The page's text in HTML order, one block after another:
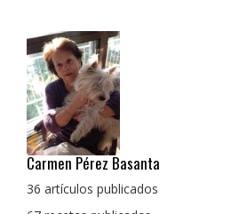
Pedro Manuel Collado Cruz
La cocina para mi es producto bien